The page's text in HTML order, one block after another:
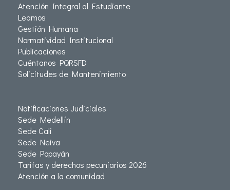
Atención Integral al Estudiante
Leamos
Gestión Humana
Normatividad Institucional
Publicaciones
Cuéntanos PQRSFD
Solicitudes de Mantenimiento
Notificaciones Judiciales
Sede Medellín
Sede Cali
Sede Neiva
Sede Popayán
Tarifas y derechos pecuniarios 2026
Atención a la comunidad